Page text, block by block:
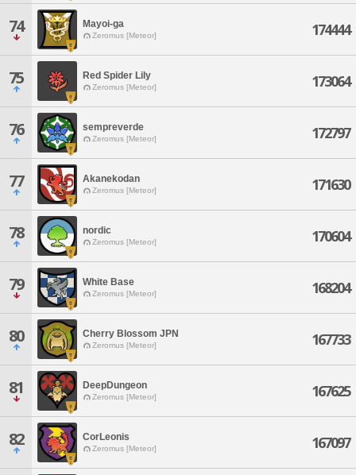
74 Mayoi-ga
Zeromus [Meteor] 174444
75 Red Spider Lily
Zeromus [Meteor] 173064
76 sempreverde
Zeromus [Meteor] 172797
77 Akanekodan
Zeromus [Meteor] 171630
78 nordic
Zeromus [Meteor] 170604
79 White Base
Zeromus [Meteor] 168204
80 Cherry Blossom JPN
Zeromus [Meteor] 167733
81 DeepDungeon
Zeromus [Meteor] 167625
82 CorLeonis
Zeromus [Meteor] 167097